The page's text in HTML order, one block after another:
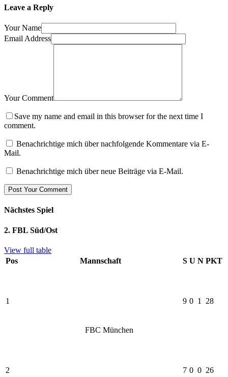
Leave a Reply
Your Name
Email Address
Your Comment
Save my name and email in this browser for the next time I
comment.
Benachrichtige mich über nachfolgende Kommentare via E-
Mail.
Benachrichtige mich über neue Beiträge via E-Mail.
Nächstes Spiel
2. FBL Süd/Ost
View full table
Pos
Mannschaft S U N PKT
1
FBC München
9 0 1 28
2 7 0 0 26